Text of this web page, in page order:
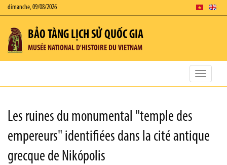
dimanche, 09/08/2026
BẢO TÀNG LỊCH SỬ QUỐC GIA
MUSÉE NATIONAL D'HISTOIRE DU VIETNAM
Toggle
Les ruines du monumental "temple des
empereurs" identifiées dans la cité antique
grecque de Nikópolis